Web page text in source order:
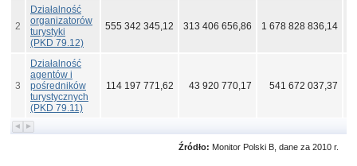
2
Działalność
organizatorów
turystyki
(PKD 79.12)
555 342 345,12 313 406 656,86 1 678 828 836,14
3
Działalność
agentów i
pośredników
turystycznych
(PKD 79.11)
114 197 771,62 43 920 770,17 541 672 037,37
Źródło: Monitor Polski B, dane za 2010 r.